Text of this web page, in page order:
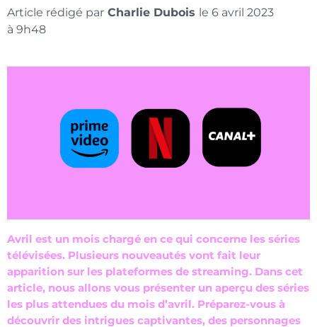
Article rédigé par Charlie Dubois le 6 avril 2023
à 9h48
Avril est un mois chargé en ce qui concerne les séries
télévisées. Plusieurs nouveautés vont fait leur
apparition sur les plateformes de streaming. Dans cet
article, nous allons vous présenter un aperçu des séries
les plus attendues du mois d’avril. Préparez-vous à
découvrir des intrigues captivantes, des personnages